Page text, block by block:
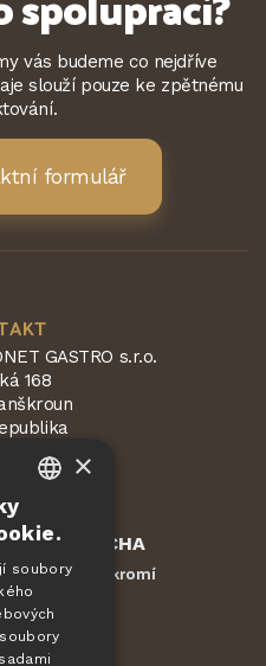
vás budeme co nejdříve
slouží pouze ke zpětnému
formulář
GASTRO s.r.o.
168
reCAPTCHA
Ochrana soukromí
DE
SLOVAK
×
soubory